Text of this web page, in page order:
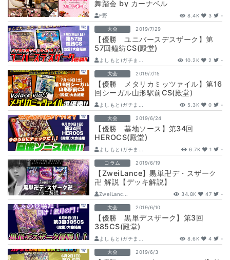
舞踏会 by カーナベル
F野 8.4K 3 -
大会 2019/7/29
【優勝 ユニバースデスザーク】第
57回鐘紡CS(殿堂)
よしもと(ガチま... 10.2K 2 -
大会 2019/7/15
【優勝 メタリカミッツァイル】第16
回シーガル山形駅前CS(殿堂)
よしもと(ガチま... 5.3K 0 -
大会 2019/6/24
【優勝 墓地ソース】第34回
HEROCS(殿堂)
よしもと(ガチま... 6.7K 1 -
コラム 2019/6/19
【ZweiLance】黒単卍デ・スザーク
卍 解説【デッキ解説】
ZweiLanc... 34.8K 47 -
大会 2019/6/10
【優勝 黒単デスザーク】第3回
385CS(殿堂)
よしもと(ガチま... 8.6K 4 -
大会 2019/6/3